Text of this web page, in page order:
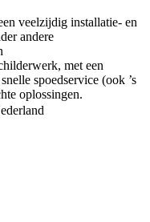
veelzijdig installatie- en
andere
met een
spoedservice (ook ’s
oplossingen.